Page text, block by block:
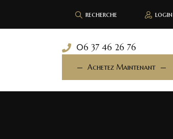
recherche login
06 37 46 26 76
Achetez Maintenant